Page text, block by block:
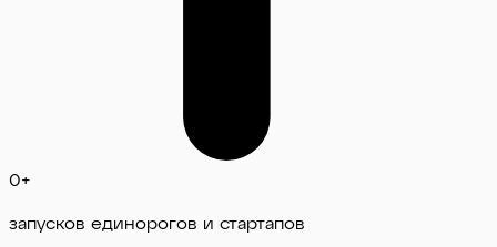
0+
запусков единорогов и стартапов